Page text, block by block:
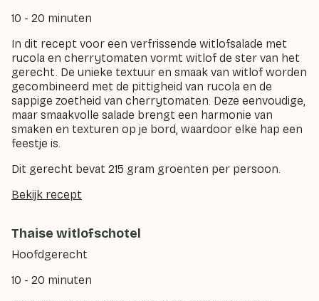
10 - 20 minuten
In dit recept voor een verfrissende witlofsalade met
rucola en cherrytomaten vormt witlof de ster van het
gerecht. De unieke textuur en smaak van witlof worden
gecombineerd met de pittigheid van rucola en de
sappige zoetheid van cherrytomaten. Deze eenvoudige,
maar smaakvolle salade brengt een harmonie van
smaken en texturen op je bord, waardoor elke hap een
feestje is.
Dit gerecht bevat 215 gram groenten per persoon.
Bekijk recept
Thaise witlofschotel
Hoofdgerecht
10 - 20 minuten